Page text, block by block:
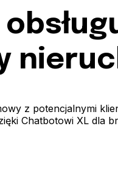
z potencjalnymi
Chatbotowi XL dla